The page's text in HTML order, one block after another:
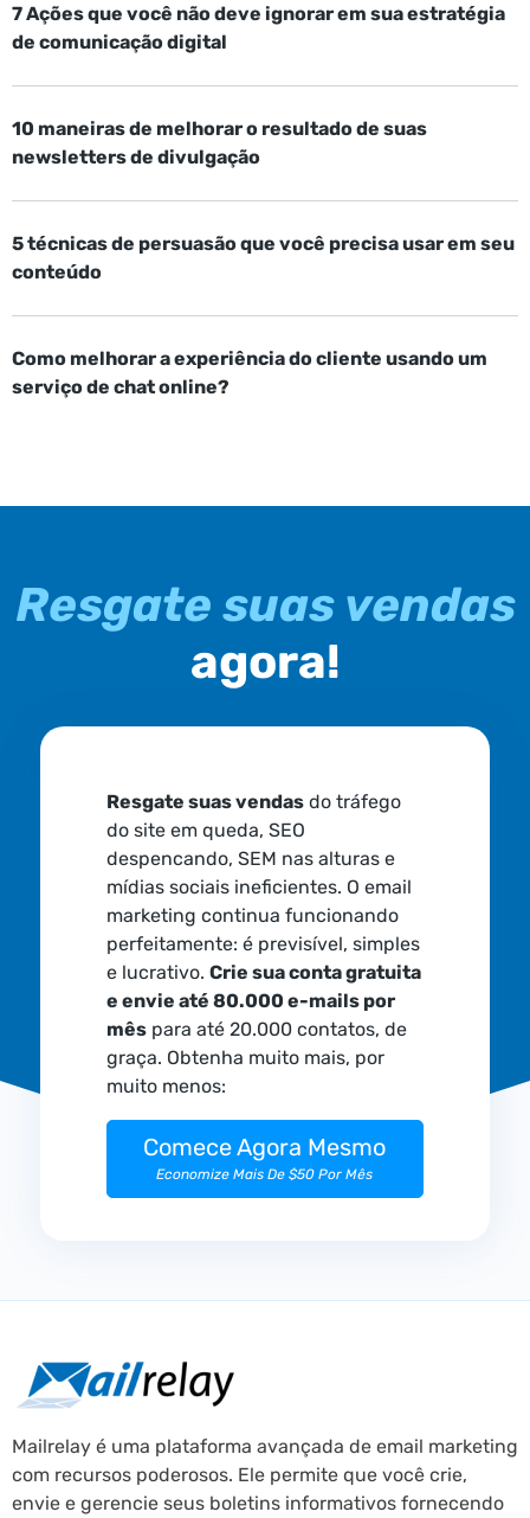
7 Ações que você não deve ignorar em sua estratégia
de comunicação digital
10 maneiras de melhorar o resultado de suas
newsletters de divulgação
5 técnicas de persuasão que você precisa usar em seu
conteúdo
Como melhorar a experiência do cliente usando um
serviço de chat online?
Resgate suas vendas
agora!
Resgate suas vendasdo tráfego
do site em queda, SEO
despencando, SEM nas alturas e
mídias sociais ineficientes. O email
marketing continua funcionando
perfeitamente: é previsível, simples
e lucrativo. Crie sua conta gratuita
e envie até 80.000 e-mails por
mêspara até 20.000 contatos, de
graça. Obtenha muito mais, por
muito menos:
Comece Agora Mesmo
Economize Mais De $50 Por Mês
Mailrelay é uma plataforma avançada de email marketing
com recursos poderosos. Ele permite que você crie,
envie e gerencie seus boletins informativos fornecendo